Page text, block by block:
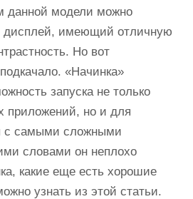
данной модели можно
дисплей, имеющий отличную
Но вот
«Начинка»
запуска не только
приложений, но и для
с самыми сложными
словами он неплохо
какие еще есть хорошие
узнать из этой статьи.